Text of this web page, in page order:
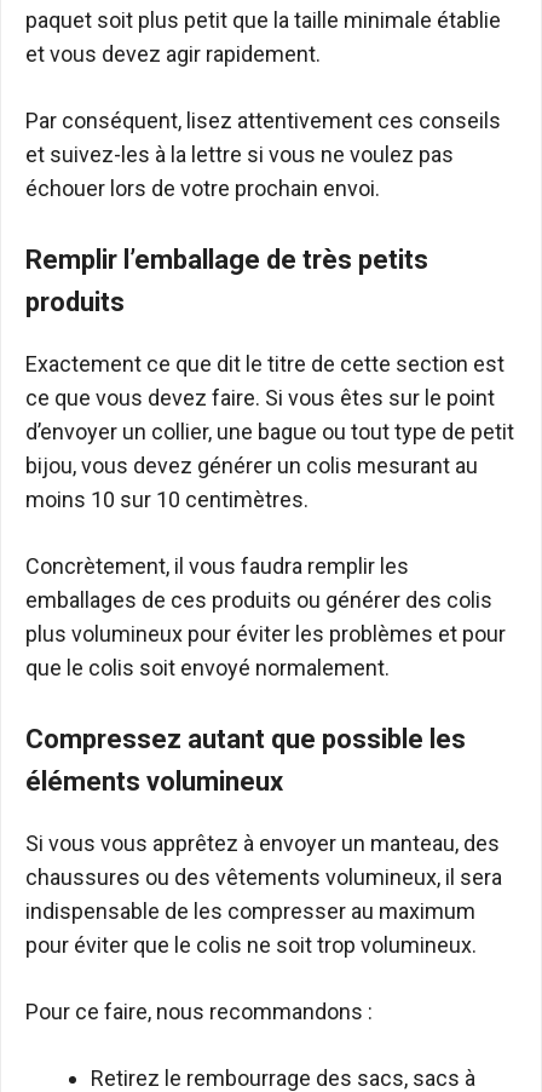
paquet soit plus petit que la taille minimale établie
et vous devez agir rapidement.
Par conséquent, lisez attentivement ces conseils
et suivez-les à la lettre si vous ne voulez pas
échouer lors de votre prochain envoi.
Remplir l’emballage de très petits
produits
Exactement ce que dit le titre de cette section est
ce que vous devez faire. Si vous êtes sur le point
d’envoyer un collier, une bague ou tout type de petit
bijou, vous devez générer un colis mesurant au
moins 10 sur 10 centimètres.
Concrètement, il vous faudra remplir les
emballages de ces produits ou générer des colis
plus volumineux pour éviter les problèmes et pour
que le colis soit envoyé normalement.
Compressez autant que possible les
éléments volumineux
Si vous vous apprêtez à envoyer un manteau, des
chaussures ou des vêtements volumineux, il sera
indispensable de les compresser au maximum
pour éviter que le colis ne soit trop volumineux.
Pour ce faire, nous recommandons :
Retirez le rembourrage des sacs, sacs à